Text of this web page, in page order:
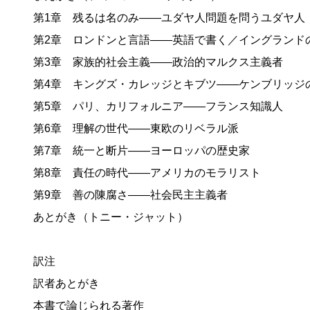
第1章 残るは名のみ——ユダヤ人問題を問うユダヤ人
第2章 ロンドンと言語——英語で書く／イングランド
第3章 家族的社会主義——政治的マルクス主義者
第4章 キングズ・カレッジとキブツ——ケンブリッジ
第5章 パリ、カリフォルニア——フランス知識人
第6章 理解の世代——東欧のリベラル派
第7章 統一と断片——ヨーロッパの歴史家
第8章 責任の時代——アメリカのモラリスト
第9章 善の陳腐さ——社会民主主義者
あとがき（トニー・ジャット）
訳注
訳者あとがき
本書で論じられる著作